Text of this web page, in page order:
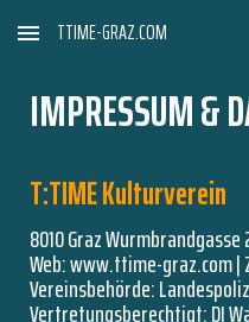
Skip to main content
TTIME-GRAZ.COM
IMPRESSUM &
T:TIME Kulturverein
8010 Graz
Web: www.ttime-graz.com |
Vereinsbehörde:
Vertretungsberechtigt: DI